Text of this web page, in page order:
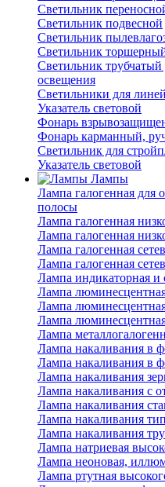
Светильник
Светильник подвесной
Светильник
Светильник
Светильник
освещения
Светильники для
Указатель световой
Фонарь
Фонарь карманный,
Светильник для
Указатель световой
Лампы
Лампа галогенная для
полосы
Лампа галогенная
Лампа галогенная
Лампа галогенная
Лампа галогенная
Лампа индикаторная и
Лампа
Лампа
Лампа
Лампа
Лампа накаливания в
Лампа накаливания в
Лампа накаливания
Лампа накаливания с
Лампа накаливания
Лампа накаливания
Лампа накаливания
Лампа натриевая
Лампа неоновая,
Лампа ртутная